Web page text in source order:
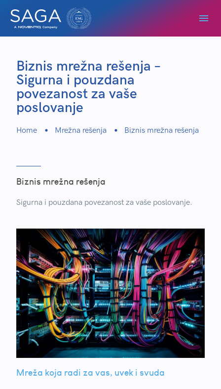
Biznis mrežna rešenja –
Sigurna i pouzdana
povezanost za vaše
poslovanje
Home Mrežna rešenja Biznis mrežna rešenja
Biznis mrežna rešenja
Sigurna i pouzdana povezanost za vaše poslovanje.
Mreža koja radi za vas, uvek i svuda